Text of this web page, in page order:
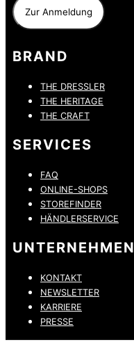
BRAND
THE DRESSLER
THE HERITAGE
THE CRAFT
SERVICES
FAQ
ONLINE-SHOPS
STOREFINDER
HÄNDLERSERVICE
UNTERNEHMEN
KONTAKT
NEWSLETTER
KARRIERE
PRESSE